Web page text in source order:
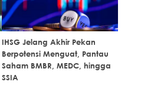
IHSG Jelang Akhir Pekan
Berpotensi Menguat, Pantau
Saham BMBR, MEDC, hingga
SSIA